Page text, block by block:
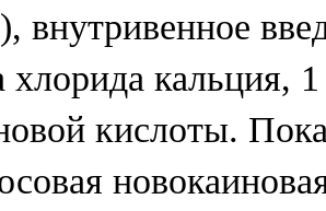
внутривенное
хлорида кальция,
кислоты.